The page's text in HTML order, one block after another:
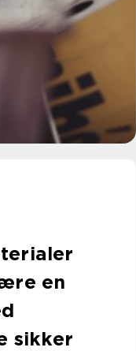
en
sikker